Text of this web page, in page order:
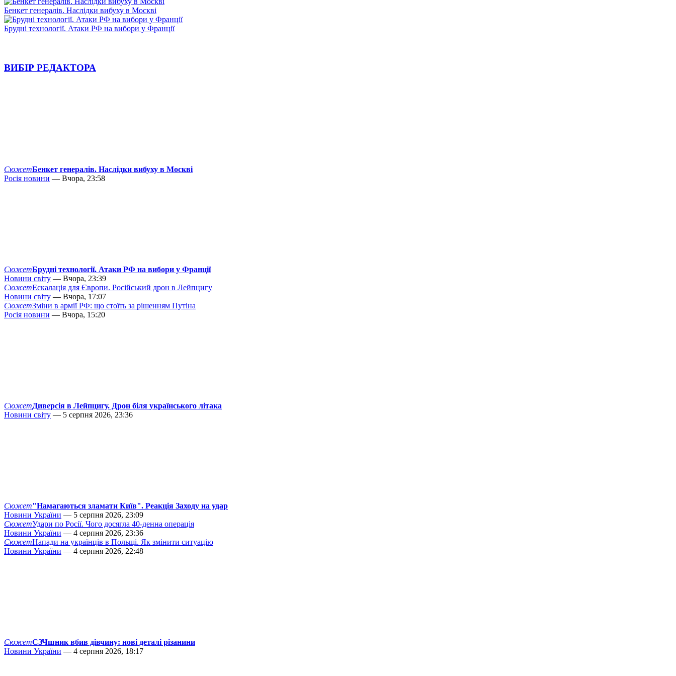
Бенкет генералів. Наслідки вибуху в Москві
Брудні технології. Атаки РФ на вибори у Франції
ВИБІР РЕДАКТОРА
СюжетБенкет генералів. Наслідки вибуху в Москві
Росія новини — Вчора, 23:58
СюжетБрудні технології. Атаки РФ на вибори у Франції
Новини світу — Вчора, 23:39
СюжетЕскалація для Європи. Російський дрон в Лейпцигу
Новини світу — Вчора, 17:07
СюжетЗміни в армії РФ: що стоїть за рішенням Путіна
Росія новини — Вчора, 15:20
СюжетДиверсія в Лейпцигу. Дрон біля українського літака
Новини світу — 5 серпня 2026, 23:36
Сюжет"Намагаються зламати Київ". Реакція Заходу на удар
Новини України — 5 серпня 2026, 23:09
СюжетУдари по Росії. Чого досягла 40-денна операція
Новини України — 4 серпня 2026, 23:36
СюжетНапади на українців в Польщі. Як змінити ситуацію
Новини України — 4 серпня 2026, 22:48
СюжетСЗЧшник вбив дівчину: нові деталі різанини
Новини України — 4 серпня 2026, 18:17